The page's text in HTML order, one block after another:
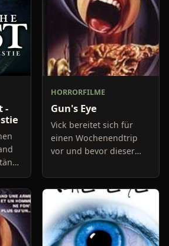
-
L
HORRORFILME
Gun's Eye
Vick bereitet sich für
einen Wochenendtrip
vor und bevor dieser
seinen Ehering beim
Pfandleiher gegen Bares
eintauschen. Nach
seiner T